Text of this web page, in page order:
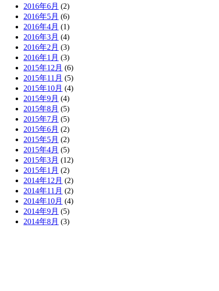
2016年6月 (2)
2016年5月 (6)
2016年4月 (1)
2016年3月 (4)
2016年2月 (3)
2016年1月 (3)
2015年12月 (6)
2015年11月 (5)
2015年10月 (4)
2015年9月 (4)
2015年8月 (5)
2015年7月 (5)
2015年6月 (2)
2015年5月 (2)
2015年4月 (5)
2015年3月 (12)
2015年1月 (2)
2014年12月 (2)
2014年11月 (2)
2014年10月 (4)
2014年9月 (5)
2014年8月 (3)